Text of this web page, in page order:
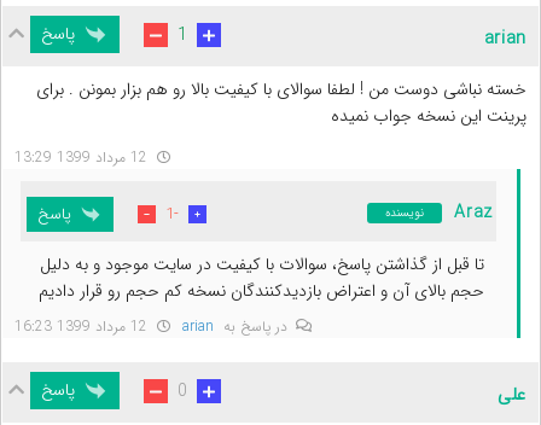
arian
خسته نباشی دوست من ! لطفا سوالای با کیفیت بالا رو هم بزار بمونن . برای
پرینت این نسخه جواب نمیده
1 پاسخ
Araz نویسنده
در پاسخ به arian
تا قبل از گذاشتن پاسخ، سوالات با کیفیت در سایت موجود و به دلیل
حجم بالای آن و اعتراض بازدیدکنندگان نسخه کم حجم رو قرار دادیم
-1 پاسخ
علی 0 پاسخ